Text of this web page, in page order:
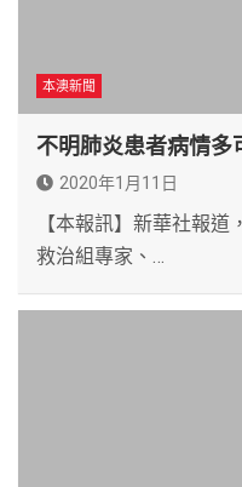
本澳新聞
不明肺炎患者病情多
2020年1月11日
【本報訊】新華社報
救治組專家、…